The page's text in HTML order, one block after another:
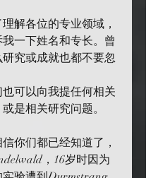
解各位的专业领域，
一下姓名和专长。曾
究或成就也都不要忽
可以向我提任何相关
是相关研究问题。
你们都已经知道了，
，16岁时因为